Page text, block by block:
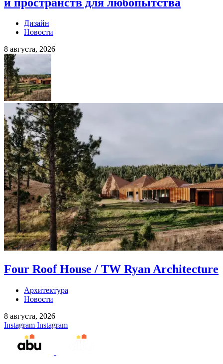
Дизайн
Новости
8 августа, 2026
Four Roof House / TW Ryan Architecture
Архитектура
Новости
8 августа, 2026
Instagram Instagram